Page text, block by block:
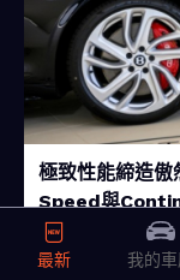
極致性能締造
Speed與
SiCAR愛車酷
最新 我的車